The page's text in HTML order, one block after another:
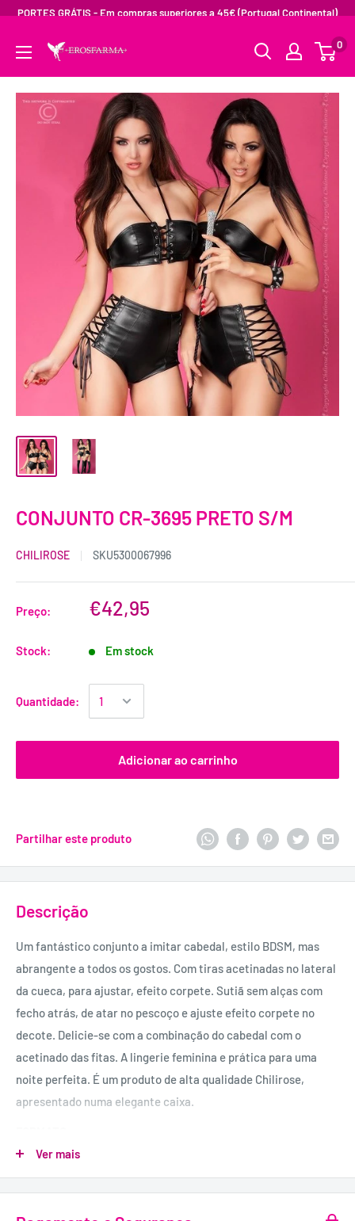
PORTES GRÁTIS - Em compras superiores a 45€ (Portugal Continental)
0
CONJUNTO CR-3695 PRETO S/M
CHILIROSE SKU5300067996
Preço: €42,95
Stock: Em stock
Quantidade:
Adicionar ao carrinho
Partilhar este produto
Descrição
Um fantástico conjunto a imitar cabedal, estilo BDSM, mas
abrangente a todos os gostos. Com tiras acetinadas no lateral
da cueca, para ajustar, efeito corpete. Sutiã sem alças com
fecho atrás, de atar no pescoço e ajuste efeito corpete no
decote. Delicie-se com a combinação do cabedal com o
acetinado das fitas. A lingerie feminina e prática para uma
noite perfeita. É um produto de alta qualidade Chilirose,
apresentado numa elegante caixa.
2 Peças.
Ver mais